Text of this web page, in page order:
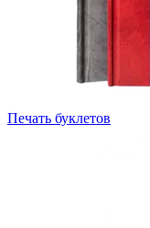
Печать буклетов